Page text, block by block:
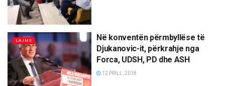
LAJME
Në konventën përmbyllëse të
Djukanovic-it, përkrahje nga
Forca, UDSH, PD dhe ASH
12 PRILL, 2018